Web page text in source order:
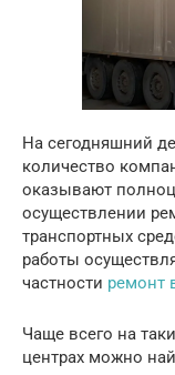
На сегодняшний
количество
оказывают
осуществлении
транспортных
работы
частности ремонт
Чаще всего на
центрах можно